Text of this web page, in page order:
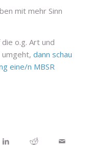
mit mehr Sinn
o.g. Art und
umgeht, dann schau
eine/n MBSR